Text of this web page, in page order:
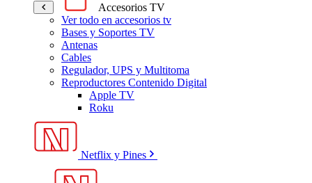
Accesorios TV
Ver todo en accesorios tv
Bases y Soportes TV
Antenas
Cables
Regulador, UPS y Multitoma
Reproductores Contenido Digital
Apple TV
Roku
Netflix y Pines